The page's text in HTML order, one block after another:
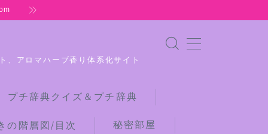
、アロマハーブ香り体系化サイト
チ辞典クイズ＆プチ辞典
の階層図/目次 秘密部屋